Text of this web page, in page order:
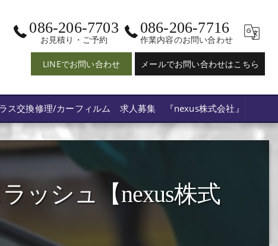
086-206-7703
お見積り・ご予約
086-206-7716
作業内容のお問い合わせ
LINEでお問い合わせ メールでお問い合わせはこちら
ス交換修理/カーフィルム 求人募集 『nexus株式会社』
ッシュ【nexus株式